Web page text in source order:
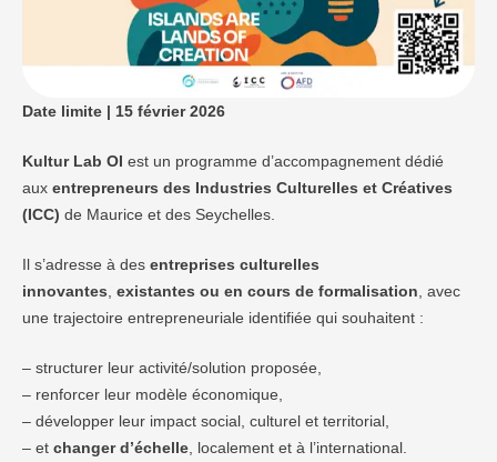
Date limite | 15 février 2026
Kultur Lab OI est un programme d’accompagnement dédié
aux entrepreneurs des Industries Culturelles et Créatives
(ICC) de Maurice et des Seychelles.
Il s’adresse à des entreprises culturelles
innovantes existantes ou en cours de formalisation , avec
une trajectoire entrepreneuriale identifiée qui souhaitent :
– structurer leur activité/solution proposée,
– renforcer leur modèle économique,
– développer leur impact social, culturel et territorial,
– et changer d’échelle , localement et à l’international.